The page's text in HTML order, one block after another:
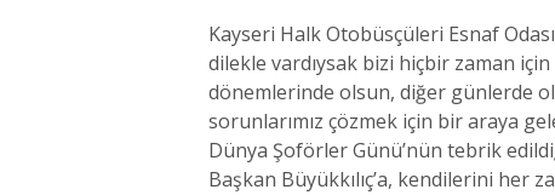
Kayseri Halk Otobüsçüleri Esnaf
dilekle vardıysak bizi hiçbir zaman
dönemlerinde olsun, diğer günlerde
sorunlarımız çözmek için bir araya
Dünya Şoförler Günü’nün tebrik
Başkan Büyükkılıç’a, kendilerini her